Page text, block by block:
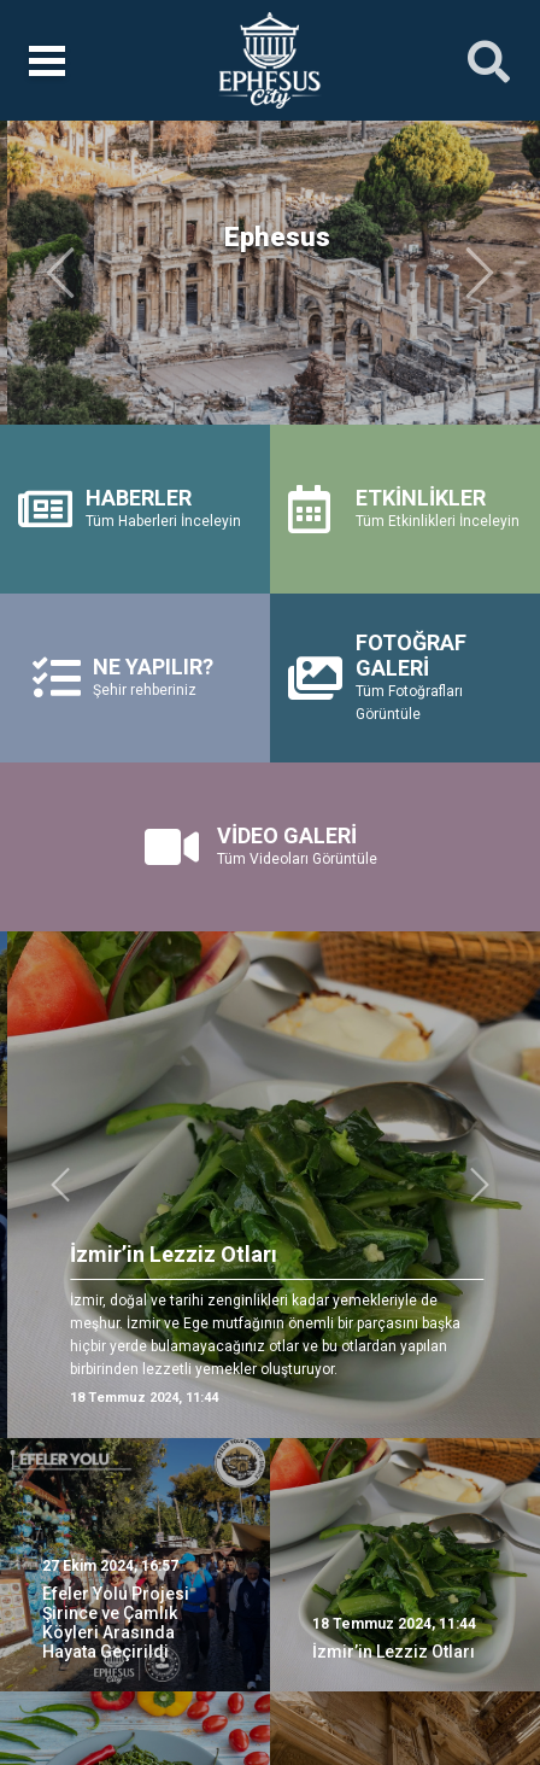
Ephesus
Önceki Sonraki
HABERLER
Tüm Haberleri İnceleyin
ETKİNLİKLER
Tüm Etkinlikleri İnceleyin
NE YAPILIR?
Şehir rehberiniz
FOTOĞRAF
GALERİ
Tüm Fotoğrafları
Görüntüle
VİDEO GALERİ
Tüm Videoları Görüntüle
İzmir’in Lezziz Otları
İzmir, doğal ve tarihi zenginlikleri kadar yemekleriyle de
meşhur. İzmir ve Ege mutfağının önemli bir parçasını başka
hiçbir yerde bulamayacağınız otlar ve bu otlardan yapılan
birbirinden lezzetli yemekler oluşturuyor.
18 Temmuz 2024, 11:44
Önceki Sonraki
27 Ekim 2024, 16:57
Efeler Yolu Projesi
Şirince ve Çamlık
Köyleri Arasında
Hayata Geçirildi
18 Temmuz 2024, 11:44
İzmir’in Lezziz Otları